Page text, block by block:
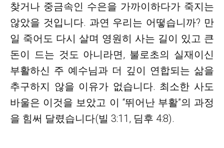
찾거나 중금속인 수은을 가까이하다가 죽지는
않았을 것입니다. 과연 우리는 어떻습니까? 만
일 죽어도 다시 살며 영원히 사는 길이 있고 큰
돈이 드는 것도 아니라면, 불로초의 실재이신
부활하신 주 예수님과 더 깊이 연합되는 삶을
추구하지 않을 이유가 없습니다. 최소한 사도
바울은 이것을 보았고 이 “뛰어난 부활”의 과정
을 힘써 달렸습니다(빌 3:11, 딤후 4:8).